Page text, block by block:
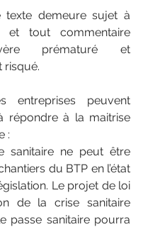
texte demeure sujet à
et tout commentaire
prématuré et
risqué.
entreprises peuvent
répondre à la maitrise
:
du BTP en l’état
Le projet de loi
de la crise sanitaire
passe sanitaire pourra